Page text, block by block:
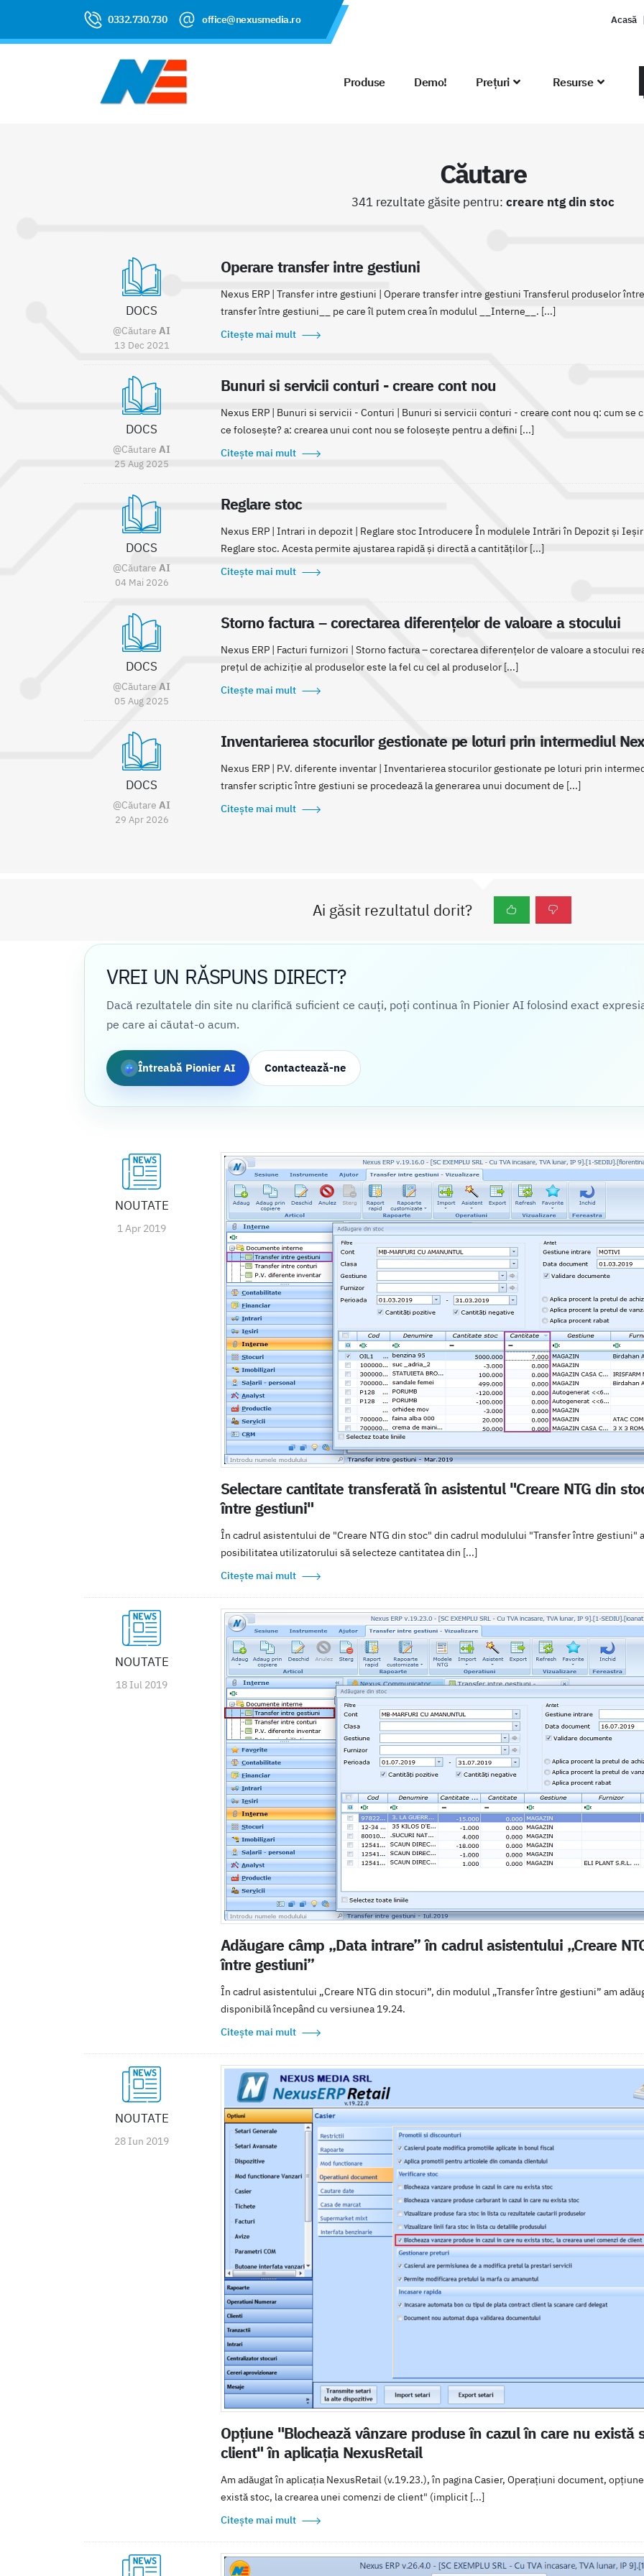
0332.730.730 office@nexusmedia.ro Acasă
Produse Demo! Prețuri Resurse
Căutare
341 rezultate găsite pentru: creare ntg din stoc
DOCS
@Căutare AI
13 Dec 2021
Operare transfer intre gestiuni
Nexus ERP | Transfer intre gestiuni | Operare transfer intre gestiuni Transferul produselor
transfer între gestiuni__ pe care îl putem crea în modulul __Interne__. [...]
Citește mai mult
DOCS
@Căutare AI
25 Aug 2025
Bunuri si servicii conturi - creare cont nou
Nexus ERP | Bunuri si servicii - Conturi | Bunuri si servicii conturi - creare cont nou q: cum
ce folosește? a: crearea unui cont nou se folosește pentru a defini [...]
Citește mai mult
DOCS
@Căutare AI
04 Mai 2026
Reglare stoc
Nexus ERP | Intrari in depozit | Reglare stoc Introducere În modulele Intrări în Depozit și
Reglare stoc. Acesta permite ajustarea rapidă și directă a cantităților [...]
Citește mai mult
DOCS
@Căutare AI
05 Aug 2025
Storno factura – corectarea diferențelor de valoare a stocului
Nexus ERP | Facturi furnizori | Storno factura – corectarea diferențelor de valoare a stocului
prețul de achiziție al produselor este la fel cu cel al produselor [...]
Citește mai mult
DOCS
@Căutare AI
29 Apr 2026
Inventarierea stocurilor gestionate pe loturi prin intermediul
Nexus ERP | P.V. diferente inventar | Inventarierea stocurilor gestionate pe loturi prin
transfer scriptic între gestiuni se procedează la generarea unui document de [...]
Citește mai mult
Ai găsit rezultatul dorit?
VREI UN RĂSPUNS DIRECT?
Dacă rezultatele din site nu clarifică suficient ce cauți, poți continua în Pionier AI folosind exact
pe care ai căutat-o acum.
Întreabă Pionier AI Contactează-ne
NOUTATE
1 Apr 2019
Selectare cantitate transferată în asistentul "Creare NTG din
între gestiuni"
În cadrul asistentului de "Creare NTG din stoc" din cadrul modulului "Transfer între gestiuni"
posibilitatea utilizatorului să selecteze cantitatea din [...]
Citește mai mult
NOUTATE
18 Iul 2019
Adăugare câmp „Data intrare” în cadrul asistentului „Creare
între gestiuni”
În cadrul asistentului „Creare NTG din stocuri”, din modulul „Transfer între gestiuni” am
disponibilă începând cu versiunea 19.24.
Citește mai mult
NOUTATE
28 Iun 2019
Opțiune "Blochează vânzare produse în cazul în care nu există
client" în aplicația NexusRetail
Am adăugat în aplicația NexusRetail (v.19.23.), în pagina Casier, Operațiuni document,
există stoc, la crearea unei comenzi de client" (implicit [...]
Citește mai mult